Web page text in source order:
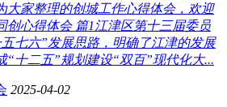
大家整理的创城工作心得体会，欢迎
创心得体会 篇1江津区第十三届委员
七六”发展思路，明确了江津的发展
“十二五”规划建设“双百”现代化大...
2025-04-02